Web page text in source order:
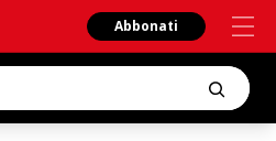
Abbonati